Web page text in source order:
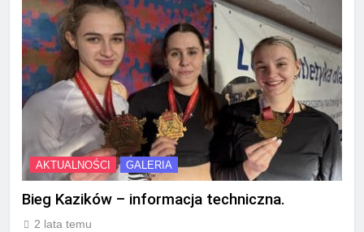
AKTUALNOŚCI GALERIA
Bieg Kazików – informacja techniczna.
2 lata temu